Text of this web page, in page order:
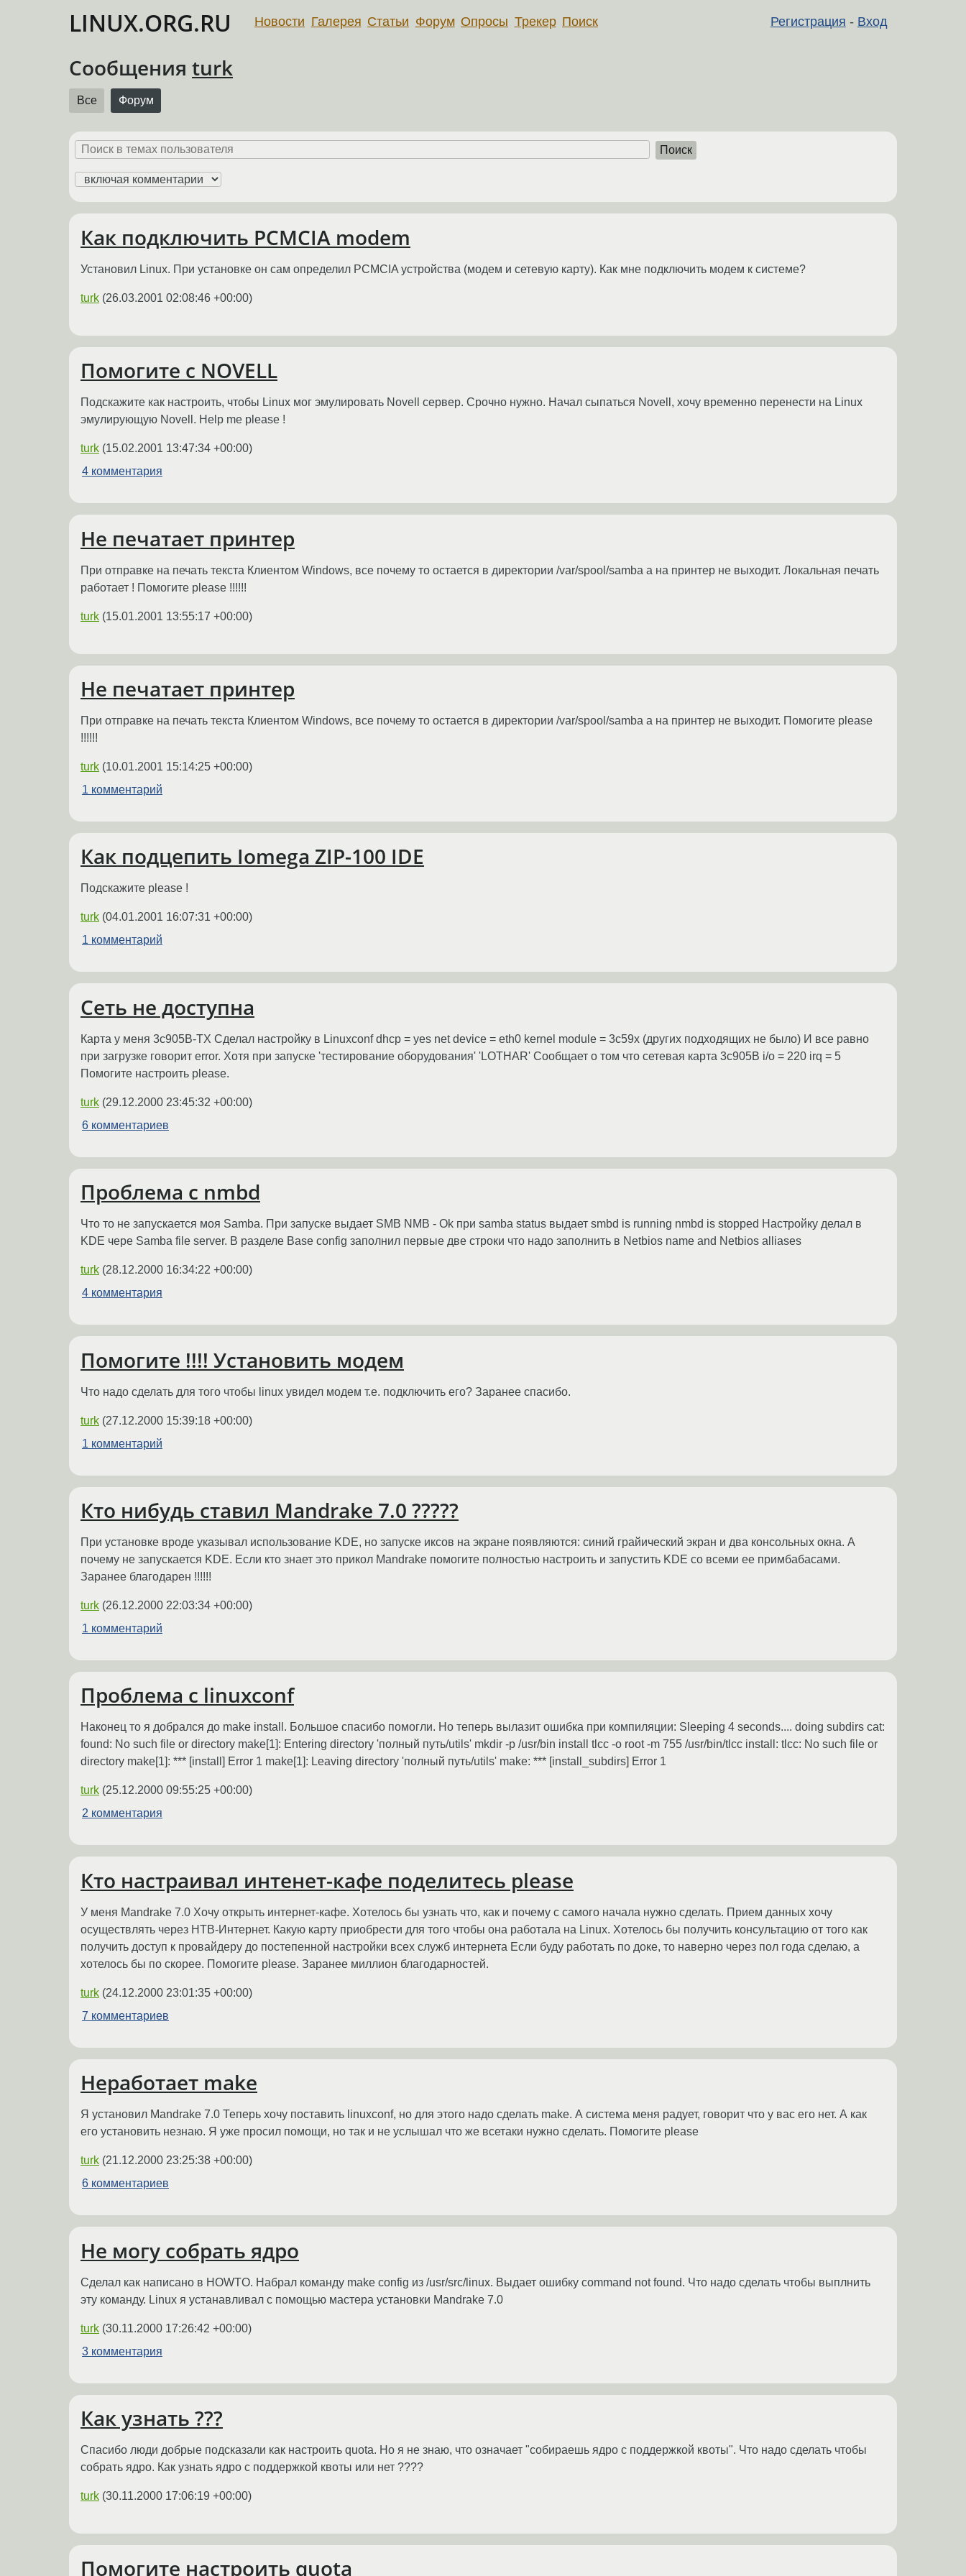
LINUX.ORG.RU Регистрация - Вход
Новости Галерея Статьи Форум Опросы Трекер Поиск
Сообщения turk
Все Форум
Поиск
Как подключить PCMCIA modem
Установил Linux. При установке он сам определил PCMCIA устройства (модем и сетевую карту). Как мне подключить модем к системе?
turk (26.03.2001 02:08:46 +00:00)
Помогите с NOVELL
Подскажите как настроить, чтобы Linux мог эмулировать Novell сервер. Срочно нужно. Начал сыпаться Novell, хочу временно перенести на Linux
эмулирующую Novell. Help me please !
turk (15.02.2001 13:47:34 +00:00)
4 комментария
Не печатает принтер
При отправке на печать текста Клиентом Windows, все почему то остается в директории /var/spool/samba а на принтер не выходит. Локальная печать
работает ! Помогите please !!!!!!
turk (15.01.2001 13:55:17 +00:00)
Не печатает принтер
При отправке на печать текста Клиентом Windows, все почему то остается в директории /var/spool/samba а на принтер не выходит. Помогите please
!!!!!!
turk (10.01.2001 15:14:25 +00:00)
1 комментарий
Как подцепить Iomega ZIP-100 IDE
Подскажите please !
turk (04.01.2001 16:07:31 +00:00)
1 комментарий
Сеть не доступна
Карта у меня 3c905B-TX Сделал настройку в Linuxconf dhcp = yes net device = eth0 kernel module = 3c59x (других подходящих не было) И все равно
при загрузке говорит error. Хотя при запуске 'тестирование оборудования' 'LOTHAR' Сообщает о том что сетевая карта 3c905B i/o = 220 irq = 5
Помогите настроить please.
turk (29.12.2000 23:45:32 +00:00)
6 комментариев
Проблема с nmbd
Что то не запускается моя Samba. При запуске выдает SMB NMB - Ok при samba status выдает smbd is running nmbd is stopped Настройку делал в
KDE чере Samba file server. В разделе Base config заполнил первые две строки что надо заполнить в Netbios name and Netbios alliases
turk (28.12.2000 16:34:22 +00:00)
4 комментария
Помогите !!!! Установить модем
Что надо сделать для того чтобы linux увидел модем т.е. подключить его? Заранее спасибо.
turk (27.12.2000 15:39:18 +00:00)
1 комментарий
Кто нибудь ставил Mandrake 7.0 ?????
При установке вроде указывал использование KDE, но запуске иксов на экране появляются: синий грайический экран и два консольных окна. А
почему не запускается KDE. Если кто знает это прикол Mandrake помогите полностью настроить и запустить KDE со всеми ее примбабасами.
Заранее благодарен !!!!!!
turk (26.12.2000 22:03:34 +00:00)
1 комментарий
Проблема с linuxconf
Наконец то я добрался до make install. Большое спасибо помогли. Но теперь вылазит ошибка при компиляции: Sleeping 4 seconds.... doing subdirs cat:
found: No such file or directory make[1]: Entering directory 'полный путь/utils' mkdir -p /usr/bin install tlcc -o root -m 755 /usr/bin/tlcc install: tlcc: No such file or
directory make[1]: *** [install] Error 1 make[1]: Leaving directory 'полный путь/utils' make: *** [install_subdirs] Error 1
turk (25.12.2000 09:55:25 +00:00)
2 комментария
Кто настраивал интенет-кафе поделитесь please
У меня Mandrake 7.0 Хочу открыть интернет-кафе. Хотелось бы узнать что, как и почему с самого начала нужно сделать. Прием данных хочу
осуществлять через НТВ-Интернет. Какую карту приобрести для того чтобы она работала на Linux. Хотелось бы получить консультацию от того как
получить доступ к провайдеру до постепенной настройки всех служб интернета Если буду работать по доке, то наверно через пол года сделаю, а
хотелось бы по скорее. Помогите please. Заранее миллион благодарностей.
turk (24.12.2000 23:01:35 +00:00)
7 комментариев
Неработает make
Я установил Mandrake 7.0 Теперь хочу поставить linuxconf, но для этого надо сделать make. А система меня радует, говорит что у вас его нет. А как
его установить незнаю. Я уже просил помощи, но так и не услышал что же всетаки нужно сделать. Помогите please
turk (21.12.2000 23:25:38 +00:00)
6 комментариев
Не могу собрать ядро
Сделал как написано в HOWTO. Набрал команду make config из /usr/src/linux. Выдает ошибку command not found. Что надо сделать чтобы выплнить
эту команду. Linux я устанавливал с помощью мастера установки Mandrake 7.0
turk (30.11.2000 17:26:42 +00:00)
3 комментария
Как узнать ???
Спасибо люди добрые подсказали как настроить quota. Но я не знаю, что означает "собираешь ядро с поддержкой квоты". Что надо сделать чтобы
собрать ядро. Как узнать ядро с поддержкой квоты или нет ????
turk (30.11.2000 17:06:19 +00:00)
Помогите настроить quota